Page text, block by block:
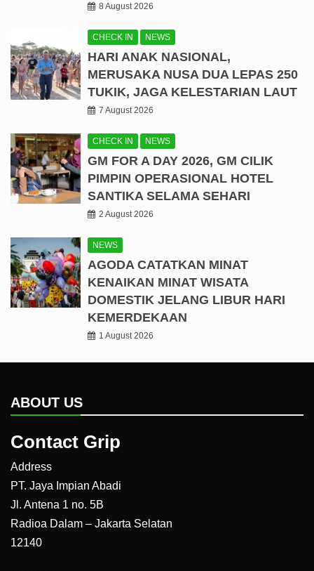
8 August 2026
CHECK IN NEWS
HARI ANAK NASIONAL,
MERUSAKA NUSA DUA LEPAS 250
TUKIK, JAGA KELESTARIAN LAUT
7 August 2026
CHECK IN NEWS
GM FOR A DAY 2026, GM CILIK
PIMPIN OPERASIONAL HOTEL
SANTIKA SELAMA SEHARI
2 August 2026
NEWS
AGODA CATATKAN MINAT
KENAIKAN MINAT WISATA
DOMESTIK JELANG LIBUR HARI
KEMERDEKAAN
1 August 2026
ABOUT US
Contact Grip
Address
PT. Jaya Impian Abadi
Jl. Antena 1 no. 5B
Radioa Dalam – Jakarta Selatan
12140